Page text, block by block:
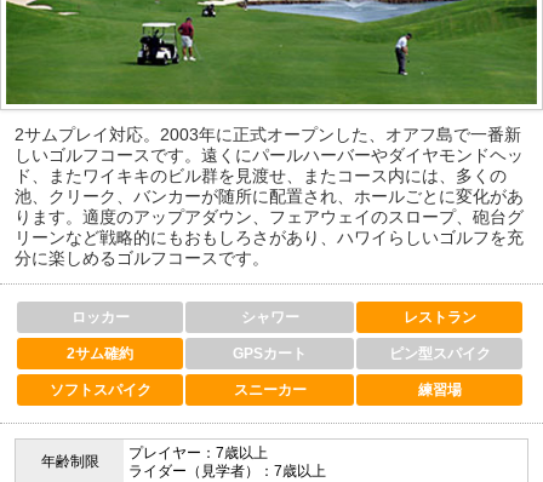
2サムプレイ対応。2003年に正式オープンした、オアフ島で一番新
しいゴルフコースです。遠くにパールハーバーやダイヤモンドヘッ
ド、またワイキキのビル群を見渡せ、またコース内には、多くの
池、クリーク、バンカーが随所に配置され、ホールごとに変化があ
ります。適度のアップアダウン、フェアウェイのスロープ、砲台グ
リーンなど戦略的にもおもしろさがあり、ハワイらしいゴルフを充
分に楽しめるゴルフコースです。
ロッカー シャワー レストラン
2サム確約 GPSカート ピン型スパイク
ソフトスパイク スニーカー 練習場
年齢制限
プレイヤー：7歳以上
ライダー（見学者）：7歳以上